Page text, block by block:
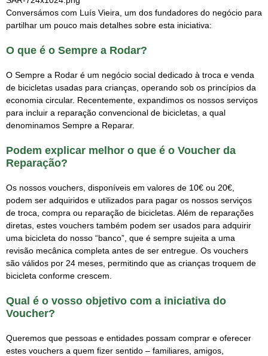
Conversámos com Luís Vieira, um dos fundadores do negócio para
partilhar um pouco mais detalhes sobre esta iniciativa:
O que é o Sempre a Rodar?
O Sempre a Rodar é um negócio social dedicado à troca e venda
de bicicletas usadas para crianças, operando sob os princípios da
economia circular. Recentemente, expandimos os nossos serviços
para incluir a reparação convencional de bicicletas, a qual
denominamos Sempre a Reparar.
Podem explicar melhor o que é o Voucher da
Reparação?
Os nossos vouchers, disponíveis em valores de 10€ ou 20€,
podem ser adquiridos e utilizados para pagar os nossos serviços
de troca, compra ou reparação de bicicletas. Além de reparações
diretas, estes vouchers também podem ser usados para adquirir
uma bicicleta do nosso “banco”, que é sempre sujeita a uma
revisão mecânica completa antes de ser entregue. Os vouchers
são válidos por 24 meses, permitindo que as crianças troquem de
bicicleta conforme crescem.
Qual é o vosso objetivo com a iniciativa do
Voucher?
Queremos que pessoas e entidades possam comprar e oferecer
estes vouchers a quem fizer sentido – familiares, amigos,